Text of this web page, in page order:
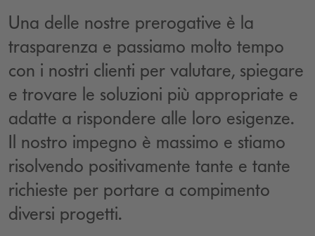
Una delle nostre prerogative è la
trasparenza e passiamo molto tempo
con i nostri clienti per valutare, spiegare
e trovare le soluzioni più appropriate e
adatte a rispondere alle loro esigenze.
Il nostro impegno è massimo e stiamo
risolvendo positivamente tante e tante
richieste per portare a compimento
diversi progetti.